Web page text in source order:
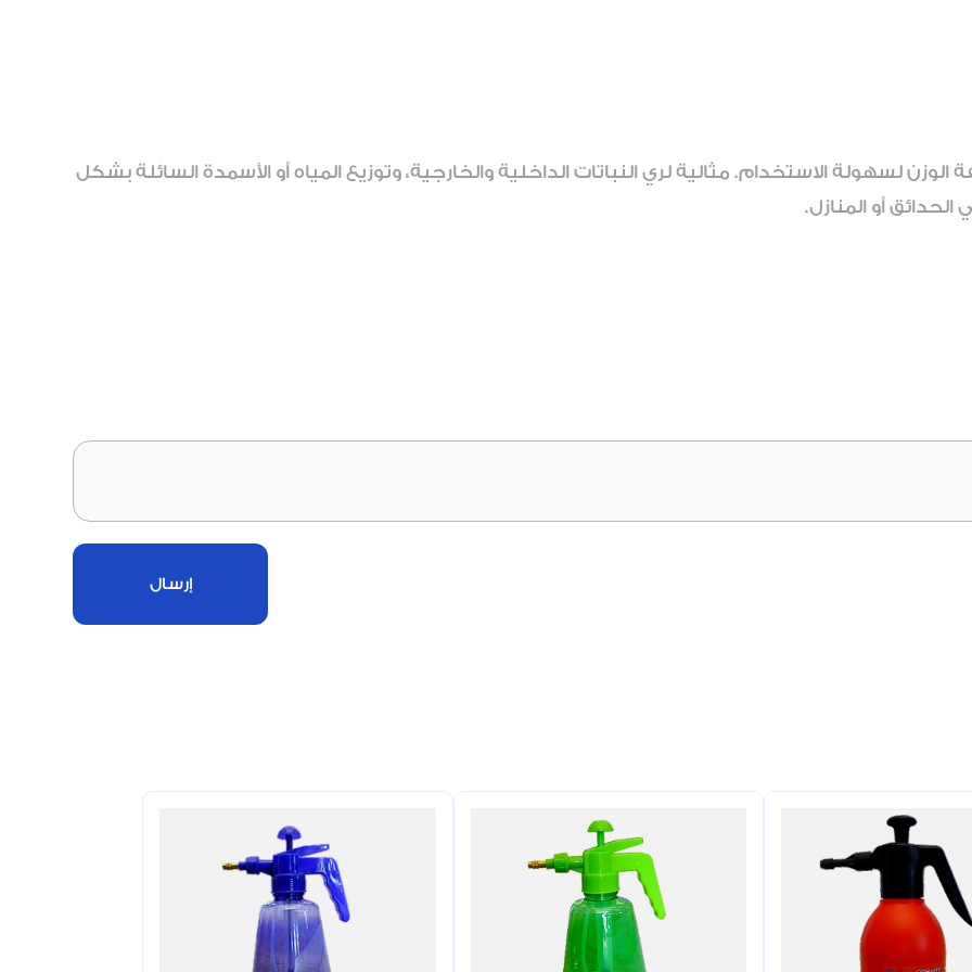
بسعة 1 لتر، عملية وخفيفة الوزن لسهولة الاستخدام. مثالية لري النباتات الداخلية والخارجية، وتوزيع المياه أو الأسمدة السائلة بشكل
أو المنازل.
إرسال